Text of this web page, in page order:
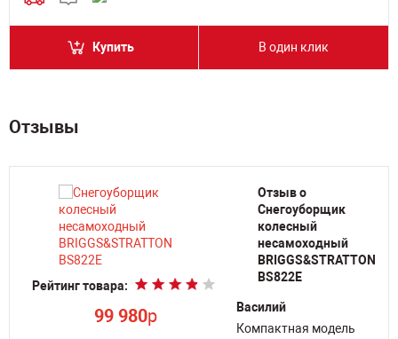
Купить В один клик
Отзывы
Рейтинг товара:
99 980p
Отзыв о
Снегоуборщик
колесный
несамоходный
BRIGGS&STRATTON
BS822E
Василий
Компактная модель